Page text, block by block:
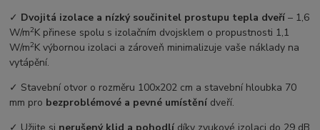
✓ Dvojitá izolace a nízký součinitel prostupu tepla dveří –⁠ 1,6
W/m2K přinese spolu s izolačním dvojsklem o propustnosti 1,1
W/m2K výbornou izolaci a zároveň minimalizuje vaše náklady na
vytápění.
✓ Stavební otvor o rozměru 100x202 cm a stavební hloubka 70
mm pro bezproblémové a pevné umístění dveří.